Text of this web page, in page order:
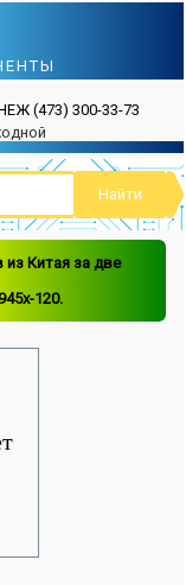
(473) 300-33-73
Китая за две
120.